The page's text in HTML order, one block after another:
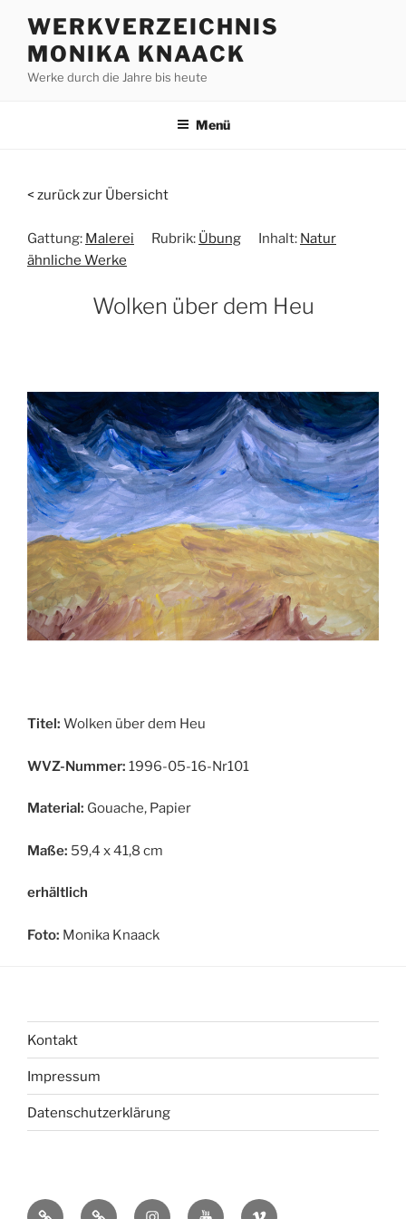
Inhalt
springen
WERKVERZEICHNIS
MONIKA KNAACK
Werke durch die Jahre bis heute
Menü
< zurück zur Übersicht
Gattung: Malerei Rubrik: Übung Inhalt: Natur
ähnliche Werke
Wolken über dem Heu
Titel: Wolken über dem Heu
WVZ-Nummer: 1996-05-16-Nr101
Material: Gouache, Papier
Maße: 59,4 x 41,8 cm
erhältlich
Foto: Monika Knaack
Kontakt
Impressum
Datenschutzerklärung
bsky MastadonInstagramYou Vimeo